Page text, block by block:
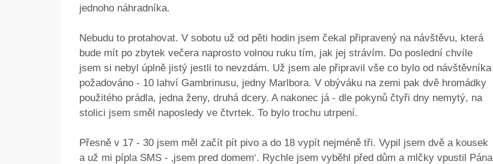
jednoho náhradníka.
Nebudu to protahovat. V sobotu už od pěti hodin jsem čekal připravený na návštěvu, která
bude mít po zbytek večera naprosto volnou ruku tím, jak jej strávím. Do poslední chvíle
jsem si nebyl úplně jistý jestli to nevzdám. Už jsem ale připravil vše co bylo od návštěvníka
požadováno - 10 lahví Gambrinusu, jedny Marlbora. V obýváku na zemi pak dvě hromádky
použitého prádla, jedna ženy, druhá dcery. A nakonec já - dle pokynů čtyři dny nemytý, na
stolici jsem směl naposledy ve čtvrtek. To bylo trochu utrpení.
Přesně v 17 - 30 jsem měl začít pít pivo a do 18 vypít nejméně tři. Vypil jsem dvě a kousek
a už mi pípla SMS - ‚jsem pred domem‘. Rychle jsem vyběhl před dům a mlčky vpustil Pána